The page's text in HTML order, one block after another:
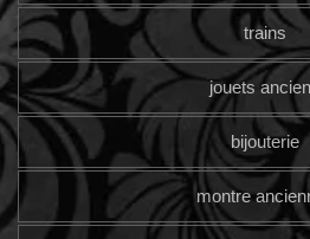
trains
jouets
bijouterie
montre